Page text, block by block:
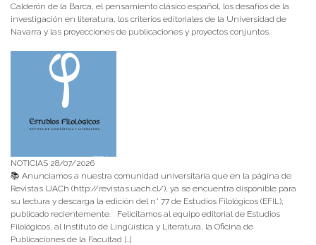
Calderón de la Barca, el pensamiento clásico español, los desafíos de la
investigación en literatura, los criterios editoriales de la Universidad de
Navarra y las proyecciones de publicaciones y proyectos conjuntos.
NOTICIAS 28/07/2026
📚 Anunciamos a nuestra comunidad universitaria que en la página de
Revistas UACh (http://revistas.uach.cl/), ya se encuentra disponible para
su lectura y descarga la edición del n° 77 de Estudios Filológicos (EFIL),
publicado recientemente. Felicitamos al equipo editorial de Estudios
Filológicos, al Instituto de Lingüística y Literatura, la Oficina de
Publicaciones de la Facultad […]